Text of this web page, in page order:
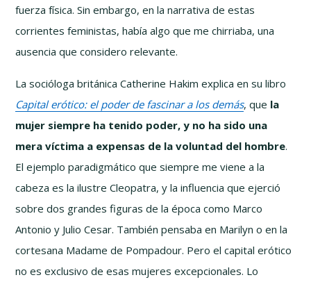
fuerza física. Sin embargo, en la narrativa de estas
corrientes feministas, había algo que me chirriaba, una
ausencia que considero relevante.
La socióloga británica Catherine Hakim explica en su libro
Capital erótico: el poder de fascinar a los demás, que la
mujer siempre ha tenido poder, y no ha sido una
mera víctima a expensas de la voluntad del hombre.
El ejemplo paradigmático que siempre me viene a la
cabeza es la ilustre Cleopatra, y la influencia que ejerció
sobre dos grandes figuras de la época como Marco
Antonio y Julio Cesar. También pensaba en Marilyn o en la
cortesana Madame de Pompadour. Pero el capital erótico
no es exclusivo de esas mujeres excepcionales. Lo